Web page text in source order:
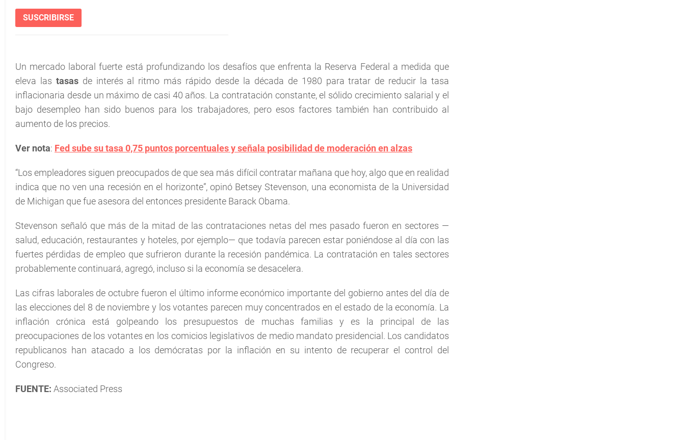
SUSCRIBIRSE
Un mercado laboral fuerte está profundizando los desafíos que enfrenta la Reserva Federal a medida que
eleva las tasasde interés al ritmo más rápido desde la década de 1980 para tratar de reducir la tasa
inflacionaria desde un máximo de casi 40 años. La contratación constante, el sólido crecimiento salarial y el
bajo desempleo han sido buenos para los trabajadores, pero esos factores también han contribuido al
aumento de los precios.
Ver nota: Fed sube su tasa 0,75 puntos porcentuales y señala posibilidad de moderación en alzas
“Los empleadores siguen preocupados de que sea más difícil contratar mañana que hoy, algo que en realidad
indica que no ven una recesión en el horizonte”, opinó Betsey Stevenson, una economista de la Universidad
de Michigan que fue asesora del entonces presidente Barack Obama.
Stevenson señaló que más de la mitad de las contrataciones netas del mes pasado fueron en sectores —
salud, educación, restaurantes y hoteles, por ejemplo— que todavía parecen estar poniéndose al día con las
fuertes pérdidas de empleo que sufrieron durante la recesión pandémica. La contratación en tales sectores
probablemente continuará, agregó, incluso si la economía se desacelera.
Las cifras laborales de octubre fueron el último informe económico importante del gobierno antes del día de
las elecciones del 8 de noviembre y los votantes parecen muy concentrados en el estado de la economía. La
inflación crónica está golpeando los presupuestos de muchas familias y es la principal de las
preocupaciones de los votantes en los comicios legislativos de medio mandato presidencial. Los candidatos
republicanos han atacado a los demócratas por la inflación en su intento de recuperar el control del
Congreso.
FUENTE: Associated Press